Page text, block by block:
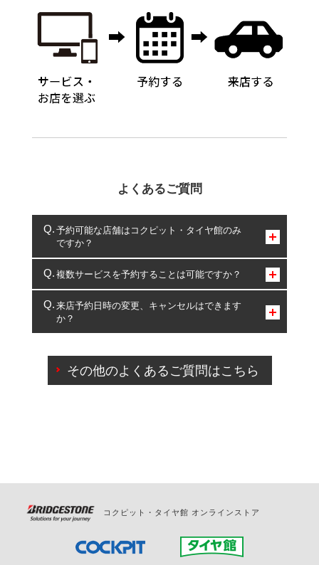
よくあるご質問
予約可能な店舗はコクピット・タイヤ館のみ
ですか？
コクピット・タイヤ館のみとなります。
複数サービスを予約することは可能ですか？
複数サービスのご予約は可能です。
一部の商品・サービスの組み合わせに限り、同時にご予約が
出来ないものもございます。
来店予約日時の変更、キャンセルはできます
か？
ご来店予約日の3営業日前を過ぎている場合のご予約
の日時変更につきましては、直接ご予約の店舗まで
その他のよくあるご質問はこちら
コクピット・タイヤ館 オンラインストア